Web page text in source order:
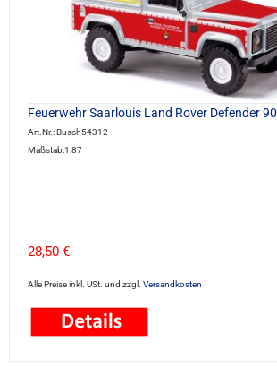
Feuerwehr Saarlouis Land Rover Defender 90
Art.Nr.: Busch54312
Maßstab:1:87
28,50 €
Alle Preise inkl. USt. und zzgl. Versandkosten